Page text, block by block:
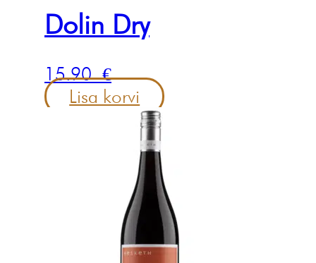
Dolin Dry
15.90€
Lisa korvi